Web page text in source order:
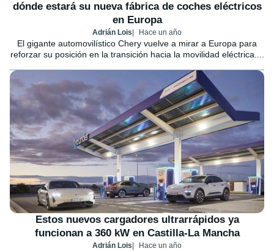
dónde estará su nueva fábrica de coches eléctricos
en Europa
Adrián Lois Hace un año
El gigante automovilístico Chery vuelve a mirar a Europa para
reforzar su posición en la transición hacia la movilidad eléctrica....
Estos nuevos cargadores ultrarrápidos ya
funcionan a 360 kW en Castilla-La Mancha
Adrián Lois Hace un año